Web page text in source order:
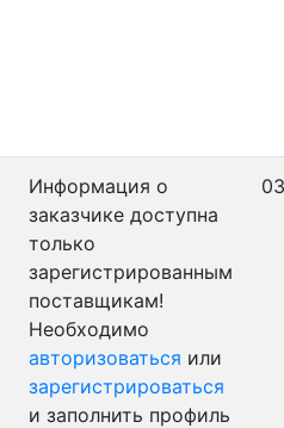
Информация о
заказчике доступна
только
зарегистрированным
поставщикам!
Необходимо
авторизоваться или
зарегистрироваться
и заполнить профиль